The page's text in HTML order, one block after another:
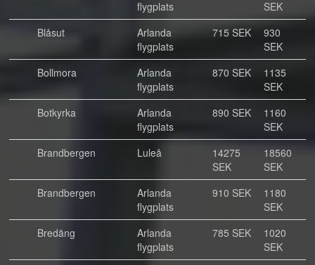
flygplats
SEK
Blåsut
Arlanda
flygplats
715 SEK
930
SEK
Bollmora
Arlanda
flygplats
870 SEK
1135
SEK
Botkyrka
Arlanda
flygplats
890 SEK
1160
SEK
Brandbergen
Luleå
14275
SEK
18560
SEK
Brandbergen
Arlanda
flygplats
910 SEK
1180
SEK
Bredäng
Arlanda
flygplats
785 SEK
1020
SEK